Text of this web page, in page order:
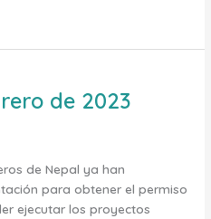
de 2023
de Nepal ya han
para obtener el permiso
ejecutar los proyectos